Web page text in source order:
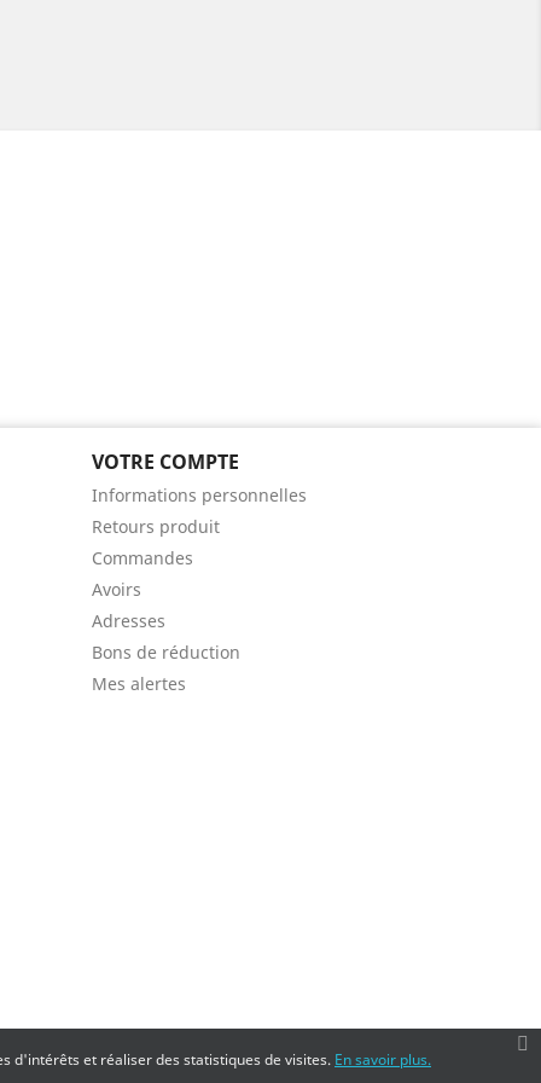
VOTRE COMPTE
Informations personnelles
Retours produit
Commandes
Avoirs
Adresses
Bons de réduction
Mes alertes
d'intérêts et réaliser des statistiques de visites. En savoir plus.